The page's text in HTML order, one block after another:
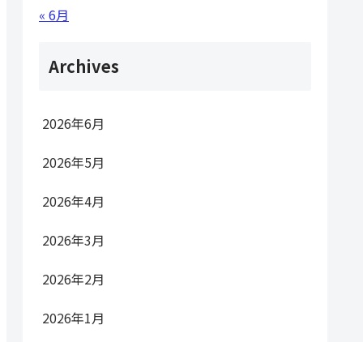
« 6月
Archives
2026年6月
2026年5月
2026年4月
2026年3月
2026年2月
2026年1月